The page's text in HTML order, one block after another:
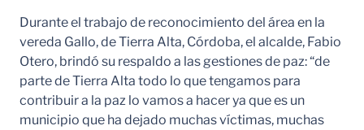
Durante el trabajo de reconocimiento del área en la
vereda Gallo, de Tierra Alta, Córdoba, el alcalde, Fabio
Otero, brindó su respaldo a las gestiones de paz: “de
parte de Tierra Alta todo lo que tengamos para
contribuir a la paz lo vamos a hacer ya que es un
municipio que ha dejado muchas víctimas, muchas